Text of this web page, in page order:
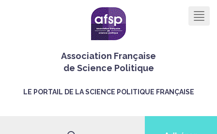
Association Française
de Science Politique
LE PORTAIL DE LA SCIENCE POLITIQUE FRANÇAISE